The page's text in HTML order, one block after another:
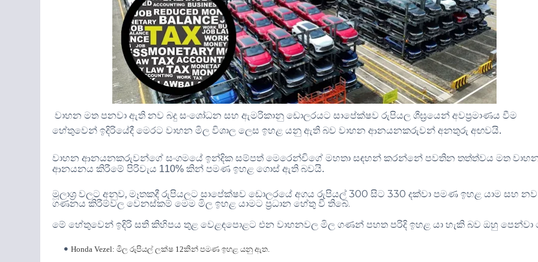
වාහන මත පනවා ඇති නව බදු සංශෝධන සහ ඇමරිකානු ඩොලරයට සාපේක්ෂව රුපියල ශීඝ්‍රයෙන් අවප්‍රමාණය වීම
හේතුවෙන් ඉදිරියේදී මෙරට වාහන මිල විශාල ලෙස ඉහළ යනු ඇති බව වාහන ආනයනකරුවන් අනතුරු අඟවයි.
වාහන ආනයනකරුවන්ගේ සංගමයේ ඉන්දික සම්පත් මෙරෙන්චිගේ මහතා සඳහන් කරන්නේ පවතින තත්ත්වය මත
ආනයනය කිරීමේ පිරිවැය 110%කින් පමණ ඉහළ ගොස් ඇති බවයි.
මූලාශ්‍ර වලට අනුව,මෑතකදී රුපියලට සාපේක්ෂව ඩොලරයේ අගය රුපියල්300සිට330දක්වා පමණ ඉහළ යාම සහ නව
ගණනය කිරීම්වල වෙනස්කම් මෙම මිල ඉහළ යාමට ප්‍රධාන හේතු වී තිබේ.
මේ හේතුවෙන් ඉදිරි සති කිහිපය තුළ වෙළඳපොළට එන වාහනවල මිල ගණන් පහත පරිදි ඉහළ යා හැකි බව ඔහු පෙන්වා
Honda Vezel:මිල රුපියල් ලක්ෂ 12කින් පමණ ඉහළ යනු ඇත